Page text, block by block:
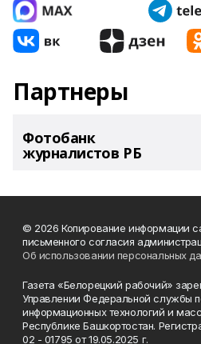
Партнеры
Фотобанк
журналистов РБ
© 2026 Копирование информации
письменного согласия
Об использовании персональных
Газета «Белорецкий рабочий»
Управлении Федеральной службы
информационных технологий и
Республике Башкортостан.
02 - 01795 от 19.05.2025 г.